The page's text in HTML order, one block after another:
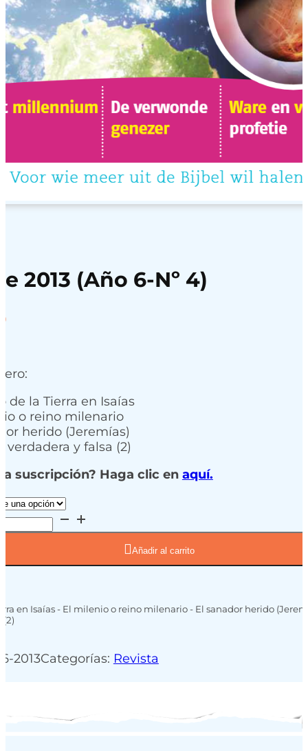
2013 (Año 6-Nº 4)
Rango
desde
hasta
7,50
de la Tierra en Isaías
o reino milenario
herido (Jeremías)
verdadera y falsa (2)
suscripción? Haga clic en aquí.
Añadir al carrito
2013Categorías: Revista
en Isaías - El milenio o reino milenario - El sanador herido
(2)